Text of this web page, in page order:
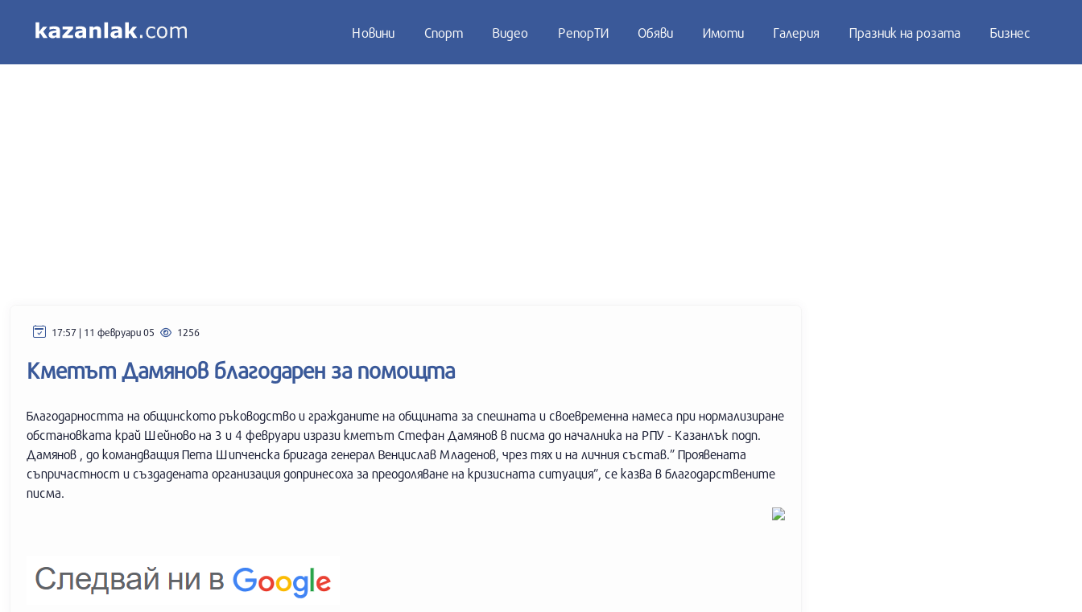
Новини Спорт Видео РепорТИ Обяви Имоти Галерия Празник на розата Бизнес
17:57 | 11 февруари 05 1256
Кметът Дамянов благодарен за помощта
Благодарността на общинското ръководство и гражданите на общината за спешната и своевременна намеса при нормализиране
обстановката край Шейново на 3 и 4 февруари изрази кметът Стефан Дамянов в писма до началника на РПУ - Казанлък подп.
Дамянов , до командващия Пета Шипченска бригада генерал Венцислав Младенов, чрез тях и на личния състав.” Проявената
съпричастност и създадената организация допринесоха за преодоляване на кризисната ситуация”, се казва в благодарствените
писма.